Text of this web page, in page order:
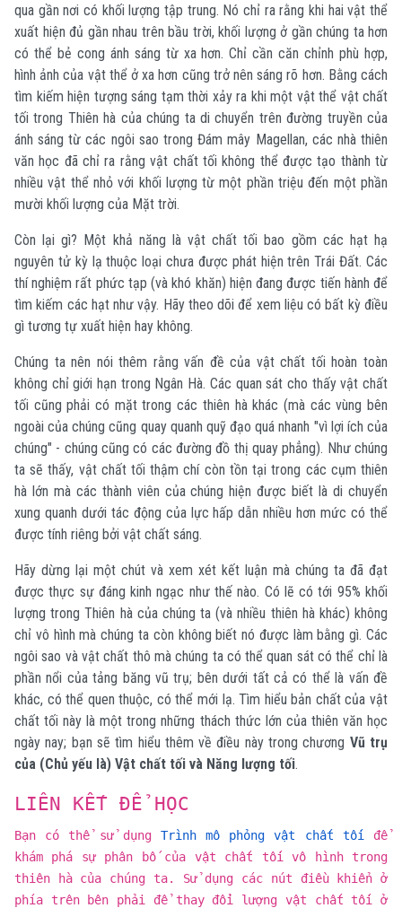
qua gần nơi có khối lượng tập trung. Nó chỉ ra rằng khi hai vật thể
xuất hiện đủ gần nhau trên bầu trời, khối lượng ở gần chúng ta hơn
có thể bẻ cong ánh sáng từ xa hơn. Chỉ cần căn chỉnh phù hợp,
hình ảnh của vật thể ở xa hơn cũng trở nên sáng rõ hơn. Bằng cách
tìm kiếm hiện tượng sáng tạm thời xảy ra khi một vật thể vật chất
tối trong Thiên hà của chúng ta di chuyển trên đường truyền của
ánh sáng từ các ngôi sao trong Đám mây Magellan, các nhà thiên
văn học đã chỉ ra rằng vật chất tối không thể được tạo thành từ
nhiều vật thể nhỏ với khối lượng từ một phần triệu đến một phần
mười khối lượng của Mặt trời.
Còn lại gì? Một khả năng là vật chất tối bao gồm các hạt hạ
nguyên tử kỳ lạ thuộc loại chưa được phát hiện trên Trái Đất. Các
thí nghiệm rất phức tạp (và khó khăn) hiện đang được tiến hành để
tìm kiếm các hạt như vậy. Hãy theo dõi để xem liệu có bất kỳ điều
gì tương tự xuất hiện hay không.
Chúng ta nên nói thêm rằng vấn đề của vật chất tối hoàn toàn
không chỉ giới hạn trong Ngân Hà. Các quan sát cho thấy vật chất
tối cũng phải có mặt trong các thiên hà khác (mà các vùng bên
ngoài của chúng cũng quay quanh quỹ đạo quá nhanh "vì lợi ích của
chúng" - chúng cũng có các đường đồ thị quay phẳng). Như chúng
ta sẽ thấy, vật chất tối thậm chí còn tồn tại trong các cụm thiên
hà lớn mà các thành viên của chúng hiện được biết là di chuyển
xung quanh dưới tác động của lực hấp dẫn nhiều hơn mức có thể
được tính riêng bởi vật chất sáng.
Hãy dừng lại một chút và xem xét kết luận mà chúng ta đã đạt
được thực sự đáng kinh ngạc như thế nào. Có lẽ có tới 95% khối
lượng trong Thiên hà của chúng ta (và nhiều thiên hà khác) không
chỉ vô hình mà chúng ta còn không biết nó được làm bằng gì. Các
ngôi sao và vật chất thô mà chúng ta có thể quan sát có thể chỉ là
phần nổi của tảng băng vũ trụ; bên dưới tất cả có thể là vấn đề
khác, có thể quen thuộc, có thể mới lạ. Tìm hiểu bản chất của vật
chất tối này là một trong những thách thức lớn của thiên văn học
ngày nay; bạn sẽ tìm hiểu thêm về điều này trong chương Vũ trụ
của (Chủ yếu là) Vật chất tối và Năng lượng tối.
LIÊN KẾT ĐỂ HỌC
Bạn có thể sử dụng Trình mô phỏng vật chất tối
để
khám phá sự phân bố của vật chất tối vô hình trong
thiên hà của chúng ta. Sử dụng các nút điều khiển ở
phía trên bên phải để thay đổi lượng vật chất tối ở